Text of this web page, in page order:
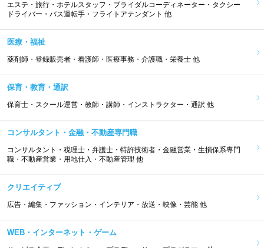
エステ・旅行・ホテルスタッフ・ブライダルコーディネーター・タクシー
ドライバー・バス運転手・フライトアテンダント 他
医療・福祉
薬剤師・登録販売者・看護師・医療事務・介護職・栄養士 他
保育・教育・通訳
保育士・スクール運営・教師・講師・インストラクター・通訳 他
コンサルタント・金融・不動産専門職
コンサルタント・税理士・弁護士・特許技術者・金融営業・生損保系専門
職・不動産営業・用地仕入・不動産管理 他
クリエイティブ
広告・編集・ファッション・インテリア・放送・映像・芸能 他
WEB・インターネット・ゲーム